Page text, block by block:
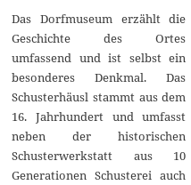
Das Dorfmuseum erzählt die
Geschichte des Ortes
umfassend und ist selbst ein
besonderes Denkmal. Das
Schusterhäusl stammt aus dem
16. Jahrhundert und umfasst
neben der historischen
Schusterwerkstatt aus 10
Generationen Schusterei auch